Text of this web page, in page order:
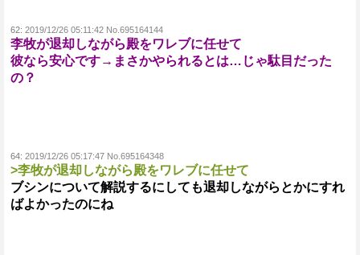
62: 2019/12/26 05:11:42 No.695164144
李牧が退却しながら殿をワレブに任せて
彼なら安心です→まさかやられるとは…じゃ駄目だった
の？
64: 2019/12/26 05:17:47 No.695164348
>李牧が退却しながら殿をワレブに任せて
ブシンについて解説するにしても退却しながらとかにすれ
ばよかったのにね